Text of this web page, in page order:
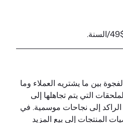
بين ما يشتريه العملاء وما
التي يتم تجاهلها إلى
إلى نجاحات موسمية. في
المنتجات إلى بيع المزيد